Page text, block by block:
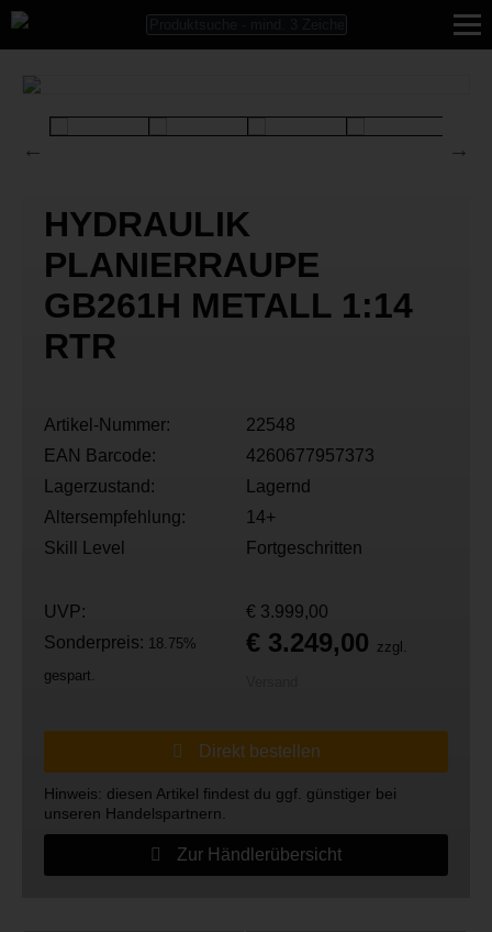
HYDRAULIK
PLANIERRAUPE
GB261H METALL 1:14
RTR
Artikel-Nummer:
22548
EAN Barcode:
4260677957373
Lagerzustand:
Lagernd
Altersempfehlung:
14+
Skill Level
Fortgeschritten
UVP:
€ 3.999,00
Sonderpreis: 18.75%
gespart.
€ 3.249,00 zzgl.
Direkt bestellen
Hinweis: diesen Artikel findest du ggf. günstiger bei
unseren Handelspartnern.
Zur Händlerübersicht